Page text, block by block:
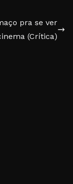
pra se ver
(Crítica)